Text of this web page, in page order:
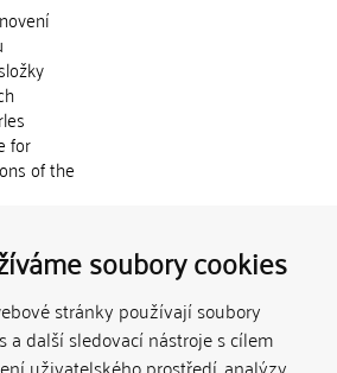
soubory cookies
stránky používají soubory
a další sledovací nástroje s cílem
for
of the
použity k
vydávány
jinou
než autora.
shall not